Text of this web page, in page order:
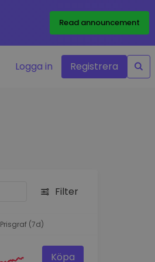
Read announcement
Logga in Registrera
Filter
Prisgraf (7d)
Köpa